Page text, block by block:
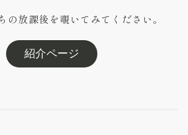
の放課後を覗いてみてください。
紹介ページ